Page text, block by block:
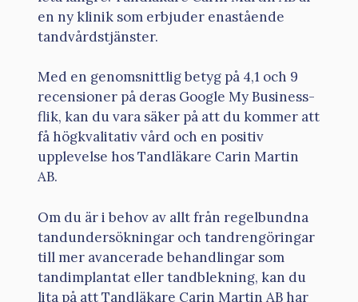
en ny klinik som erbjuder enastående
tandvårdstjänster.
Med en genomsnittlig betyg på 4,1 och 9
recensioner på deras Google My Business-
flik, kan du vara säker på att du kommer att
få högkvalitativ vård och en positiv
upplevelse hos Tandläkare Carin Martin
AB.
Om du är i behov av allt från regelbundna
tandundersökningar och tandrengöringar
till mer avancerade behandlingar som
tandimplantat eller tandblekning, kan du
lita på att Tandläkare Carin Martin AB har